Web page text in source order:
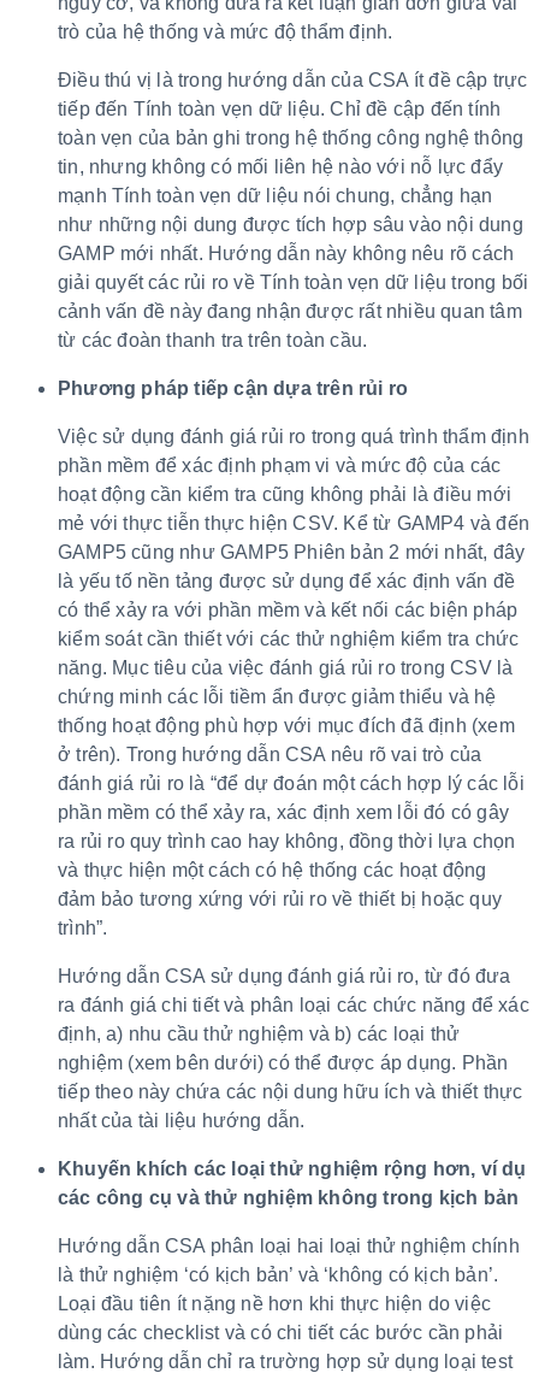
trò của hệ thống và mức độ thẩm định.
Điều thú vị là trong hướng dẫn của CSA ít đề cập trực
tiếp đến Tính toàn vẹn dữ liệu. Chỉ đề cập đến tính
toàn vẹn của bản ghi trong hệ thống công nghệ thông
tin, nhưng không có mối liên hệ nào với nỗ lực đẩy
mạnh Tính toàn vẹn dữ liệu nói chung, chẳng hạn
như những nội dung được tích hợp sâu vào nội dung
GAMP mới nhất. Hướng dẫn này không nêu rõ cách
giải quyết các rủi ro về Tính toàn vẹn dữ liệu trong bối
cảnh vấn đề này đang nhận được rất nhiều quan tâm
từ các đoàn thanh tra trên toàn cầu.
Phương pháp tiếp cận dựa trên rủi ro
Việc sử dụng đánh giá rủi ro trong quá trình thẩm định
phần mềm để xác định phạm vi và mức độ của các
hoạt động cần kiểm tra cũng không phải là điều mới
mẻ với thực tiễn thực hiện CSV. Kể từ GAMP4 và đến
GAMP5 cũng như GAMP5 Phiên bản 2 mới nhất, đây
là yếu tố nền tảng được sử dụng để xác định vấn đề
có thể xảy ra với phần mềm và kết nối các biện pháp
kiểm soát cần thiết với các thử nghiệm kiểm tra chức
năng. Mục tiêu của việc đánh giá rủi ro trong CSV là
chứng minh các lỗi tiềm ẩn được giảm thiểu và hệ
thống hoạt động phù hợp với mục đích đã định (xem
ở trên). Trong hướng dẫn CSA nêu rõ vai trò của
đánh giá rủi ro là “để dự đoán một cách hợp lý các lỗi
phần mềm có thể xảy ra, xác định xem lỗi đó có gây
ra rủi ro quy trình cao hay không, đồng thời lựa chọn
và thực hiện một cách có hệ thống các hoạt động
đảm bảo tương xứng với rủi ro về thiết bị hoặc quy
trình”.
Hướng dẫn CSA sử dụng đánh giá rủi ro, từ đó đưa
ra đánh giá chi tiết và phân loại các chức năng để xác
định, a) nhu cầu thử nghiệm và b) các loại thử
nghiệm (xem bên dưới) có thể được áp dụng. Phần
tiếp theo này chứa các nội dung hữu ích và thiết thực
nhất của tài liệu hướng dẫn.
Khuyến khích các loại thử nghiệm rộng hơn, ví dụ
các công cụ và thử nghiệm không trong kịch bản
Hướng dẫn CSA phân loại hai loại thử nghiệm chính
là thử nghiệm ‘có kịch bản’ và ‘không có kịch bản’.
Loại đầu tiên ít nặng nề hơn khi thực hiện do việc
dùng các checklist và có chi tiết các bước cần phải
làm. Hướng dẫn chỉ ra trường hợp sử dụng loại test